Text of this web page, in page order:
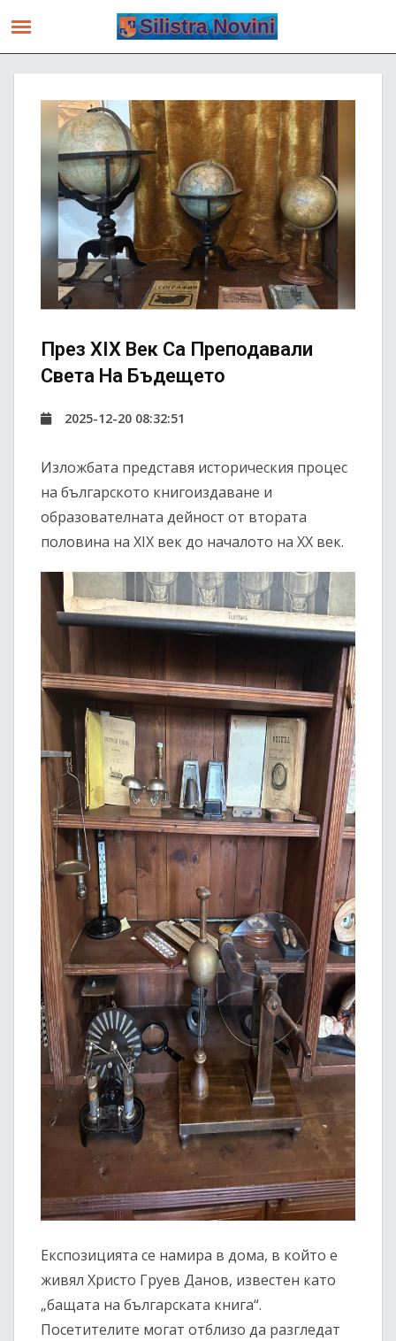
През XIX Век Са Преподавали
Света На Бъдещето
2025-12-20 08:32:51
Изложбата представя историческия процес
на българското книгоиздаване и
образователната дейност от втората
половина на XIX век до началото на XX век.
Експозицията се намира в дома, в който е
живял Христо Груев Данов, известен като
„бащата на българската книга“.
Посетителите могат отблизо да разгледат